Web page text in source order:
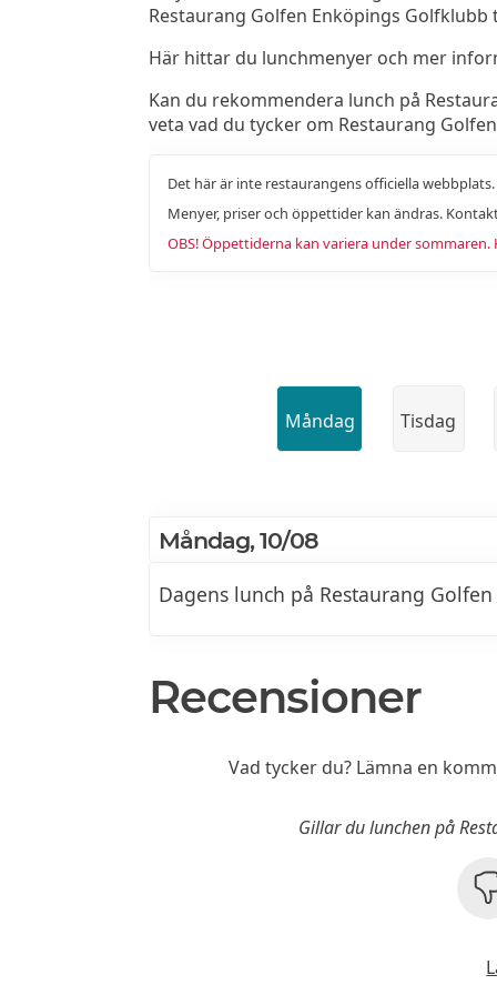
Restaurang Golfen Enköpings Golfklubb
Här hittar du lunchmenyer och mer
Kan du rekommendera lunch på
veta vad du tycker om Restaurang
Det här är inte restaurangens officiella
Menyer, priser och öppettider kan ändras.
OBS! Öppettiderna kan variera under
Måndag Tisdag
Måndag, 10/08
Dagens lunch på Restaurang
Recensioner
Vad tycker du? Lämna en
Gillar du lunchen på